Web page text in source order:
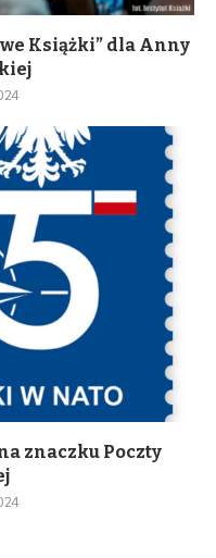
Książki” dla Anny
znaczku Poczty